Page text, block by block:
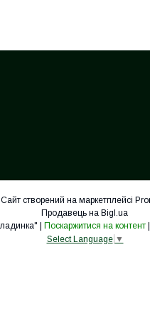
Сайт створений на маркетплейсі
Продавець на Bigl.ua
Поскаржитися на контент
Select Language ▼